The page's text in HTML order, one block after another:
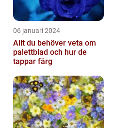
06 januari 2024
Allt du behöver veta om
palettblad och hur de
tappar färg